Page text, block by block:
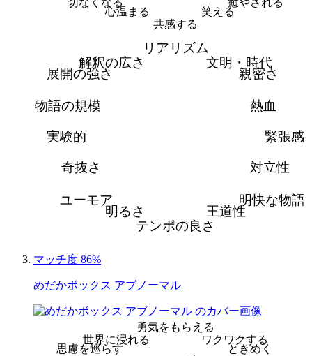
笑える
共感する
心温まる
リアリズム
文明・時代
親密さ
熱血
緊張感
対立性
明快な物語
王道性
テンポの良さ
明るさ
ユーモア
奇抜さ
実験的
物語の規模
展開の強さ
解釈の広さ
マッチ度 86%
めだかボックス アブノーマル
勇気をもらえる
ワクワクする
ときめく
思慮を巡らす
世界に浸れる